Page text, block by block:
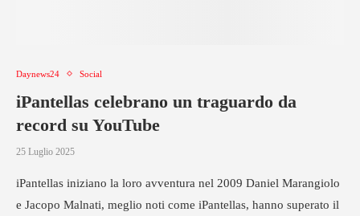
Daynews24 Social
iPantellas celebrano un traguardo da
record su YouTube
25 Luglio 2025
iPantellas iniziano la loro avventura nel 2009 Daniel Marangiolo
e Jacopo Malnati, meglio noti come iPantellas, hanno superato il